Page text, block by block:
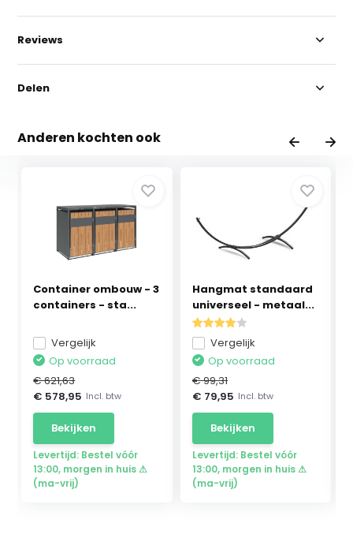
Reviews
Delen
Anderen kochten ook
Container ombouw - 3
containers - sta...
Vergelijk
Op voorraad
€ 621,63
€ 578,95 Incl. btw
Bekijken
Levertijd: Bestel vóór
13:00, morgen in huis ⚠
(ma-vrij)
Hangmat standaard
universeel - metaal...
Vergelijk
Op voorraad
€ 99,31
€ 79,95 Incl. btw
Bekijken
Levertijd: Bestel vóór
13:00, morgen in huis ⚠
(ma-vrij)